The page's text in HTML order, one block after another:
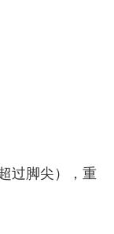
过脚尖），重